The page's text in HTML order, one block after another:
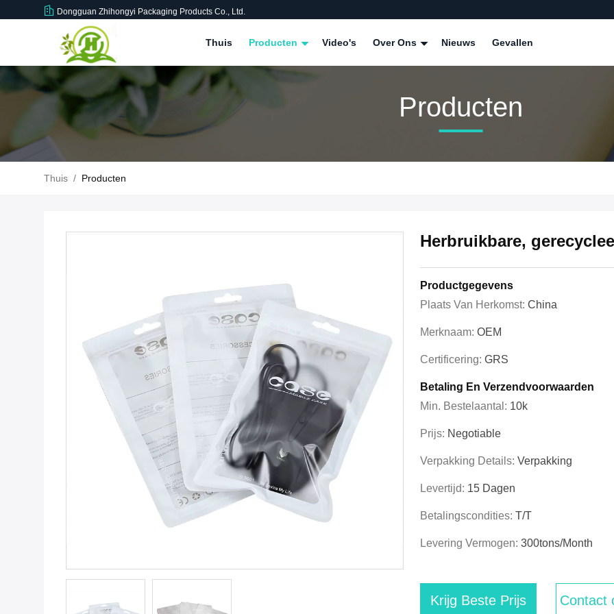
Dongguan Zhihongyi Packaging Products Co., Ltd.
Thuis Producten Video's Over Ons Nieuws Gevallen
Producten
Thuis / Producten
Herbruikbare,
Productgegevens
Plaats Van Herkomst: China
Merknaam: OEM
Certificering: GRS
Betaling En Verzendvoorwaarden
Min. Bestelaantal: 10k
Prijs: Negotiable
Verpakking Details: Verpakking
Levertijd: 15 Dagen
Betalingscondities: T/T
Levering Vermogen: 300tons/Month
Krijg Beste Prijs Contact